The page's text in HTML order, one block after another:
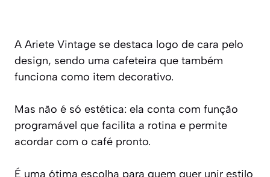
A Ariete Vintage se destaca logo de cara pelo
design, sendo uma cafeteira que também
funciona como item decorativo.
Mas não é só estética: ela conta com função
programável que facilita a rotina e permite
acordar com o café pronto.
É uma ótima escolha para quem quer unir estilo